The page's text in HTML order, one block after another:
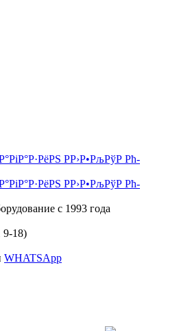
с 1993 года
18)
WHATSApp